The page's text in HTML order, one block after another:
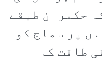
حکمران طبقے
پر سماج کو
طاقت کا